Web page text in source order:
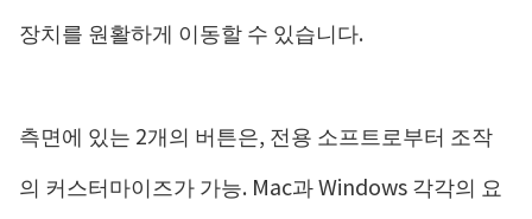
장치를 원활하게 이동할 수 있습니다.
측면에 있는 2개의 버튼은, 전용 소프트로부터 조작
의 커스터마이즈가 가능. Mac과 Windows 각각의 요